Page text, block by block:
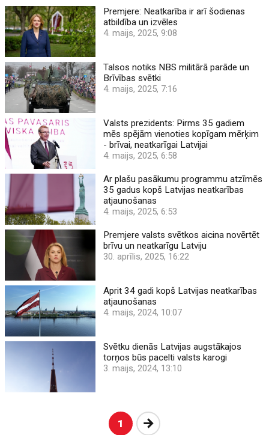
Premjere: Neatkarība ir arī šodienas
atbildība un izvēles
4. maijs, 2025, 9:08
Talsos notiks NBS militārā parāde un
Brīvības svētki
4. maijs, 2025, 7:16
Valsts prezidents: Pirms 35 gadiem
mēs spējām vienoties kopīgam mērķim
- brīvai, neatkarīgai Latvijai
4. maijs, 2025, 6:58
Ar plašu pasākumu programmu atzīmēs
35 gadus kopš Latvijas neatkarības
atjaunošanas
4. maijs, 2025, 6:53
Premjere valsts svētkos aicina novērtēt
brīvu un neatkarīgu Latviju
30. aprīlis, 2025, 16:22
Aprit 34 gadi kopš Latvijas neatkarības
atjaunošanas
4. maijs, 2024, 10:07
Svētku dienās Latvijas augstākajos
torņos būs pacelti valsts karogi
3. maijs, 2024, 13:10
1 Nākošā